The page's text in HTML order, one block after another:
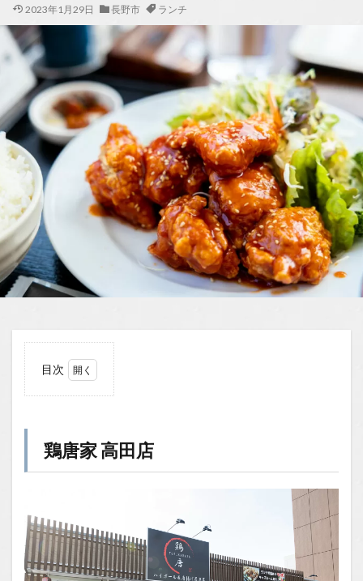
2023年1月29日 長野市 ランチ
目次
店
1.1
You
Tube
鶏唐家 高田店